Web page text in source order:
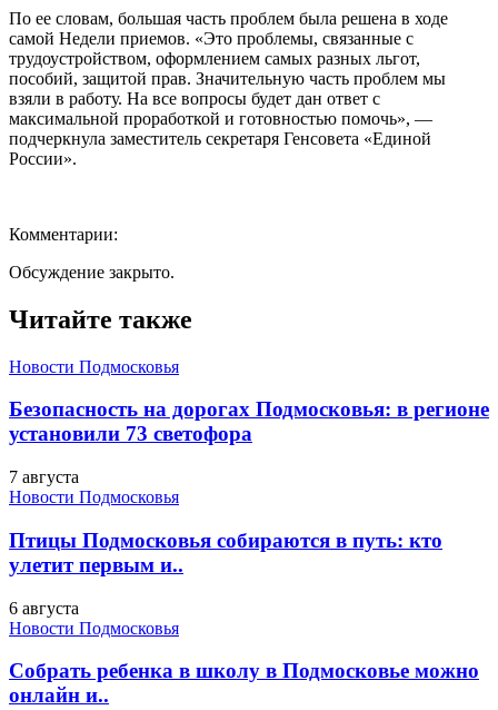
По ее словам, большая часть проблем была решена в ходе
самой Недели приемов. «Это проблемы, связанные с
трудоустройством, оформлением самых разных льгот,
пособий, защитой прав. Значительную часть проблем мы
взяли в работу. На все вопросы будет дан ответ с
максимальной проработкой и готовностью помочь», —
подчеркнула заместитель секретаря Генсовета «Единой
России».
Комментарии:
Обсуждение закрыто.
Читайте также
Новости Подмосковья
Безопасность на дорогах Подмосковья: в регионе
установили 73 светофора
7 августа
Новости Подмосковья
Птицы Подмосковья собираются в путь: кто
улетит первым и..
6 августа
Новости Подмосковья
Собрать ребенка в школу в Подмосковье можно
онлайн и..